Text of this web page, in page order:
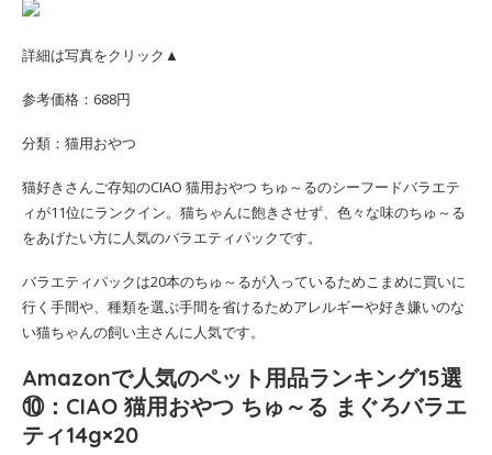
詳細は写真をクリック▲
参考価格：688円
分類：猫用おやつ
猫好きさんご存知のCIAO 猫用おやつ ちゅ～るのシーフードバラエテ
ィが11位にランクイン。猫ちゃんに飽きさせず、色々な味のちゅ～る
をあげたい方に人気のバラエティパックです。
バラエティパックは20本のちゅ～るが入っているためこまめに買いに
行く手間や、種類を選ぶ手間を省けるためアレルギーや好き嫌いのな
い猫ちゃんの飼い主さんに人気です。
Amazonで人気のペット用品ランキング15選
⑩：CIAO 猫用おやつ ちゅ～る まぐろバラエ
ティ14g×20